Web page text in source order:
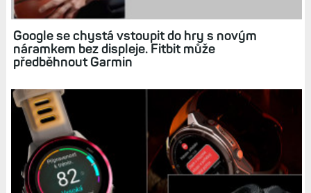
Google se chystá vstoupit do hry s novým
náramkem bez displeje. Fitbit může
předběhnout Garmin